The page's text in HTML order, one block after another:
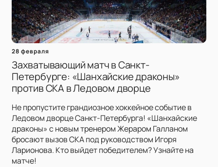
28 февраля
Захватывающий матч в Санкт-
Петербурге: «Шанхайские драконы»
против СКА в Ледовом дворце
Не пропустите грандиозное хоккейное событие в
Ледовом дворце Санкт-Петербурга! «Шанхайские
драконы» с новым тренером Жераром Галланом
бросают вызов СКА под руководством Игоря
Ларионова. Кто выйдет победителем? Узнайте на
матче!